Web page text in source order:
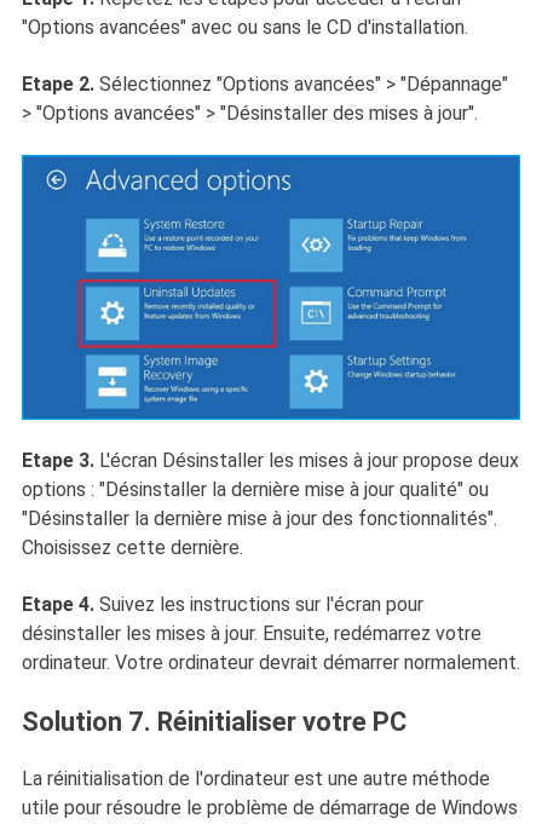
"Options avancées" avec ou sans le CD d'installation.
Etape 2.Sélectionnez "Options avancées" > "Dépannage"
> "Options avancées" > "Désinstaller des mises à jour".
Etape 3. L'écran Désinstaller les mises à jour propose deux
options : "Désinstaller la dernière mise à jour qualité" ou
"Désinstaller la dernière mise à jour des fonctionnalités".
Choisissez cette dernière.
Etape 4. Suivez les instructions sur l'écran pour
désinstaller les mises à jour. Ensuite, redémarrez votre
ordinateur. Votre ordinateur devrait démarrer normalement.
Solution 7. Réinitialiser votre PC
La réinitialisation de l'ordinateur est une autre méthode
utile pour résoudre le problème de démarrage de Windows